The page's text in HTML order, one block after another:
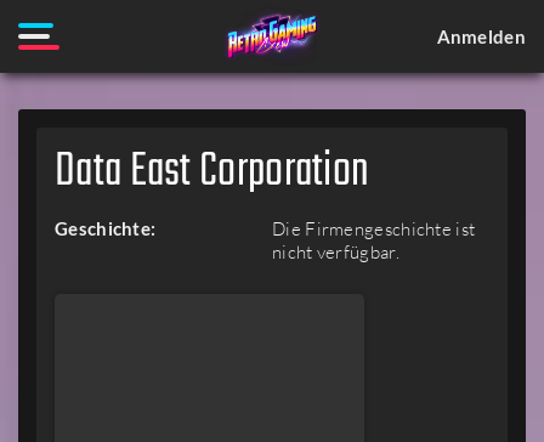
Anmelden
Data East Corporation
Geschichte:
Die Firmengeschichte ist
nicht verfügbar.